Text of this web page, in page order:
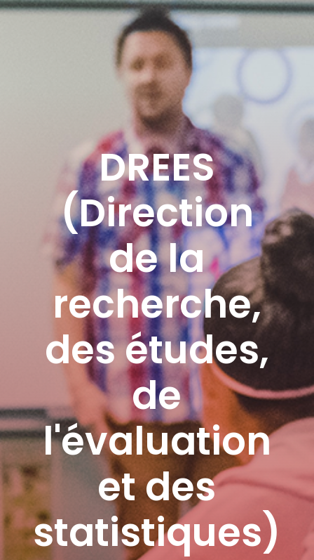
DREES
(Direction
de la
recherche,
des études,
de
l'évaluation
et des
statistiques)